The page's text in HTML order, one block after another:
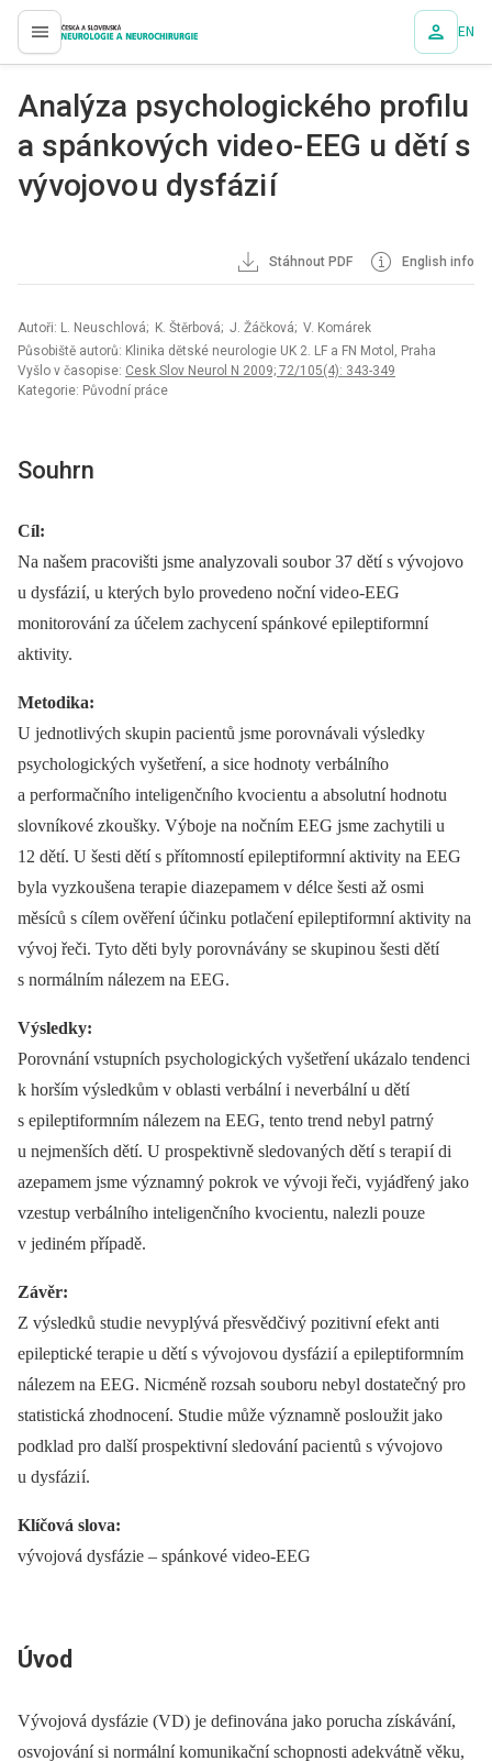
proLékaře.cz EN
Analýza psychologického profilu
a spánkových vide o- EEG u dětí s
vývojovo u dysfázi í
Stáhnout PDF English info
Autoři: L. Neuschlová; K. Štěrbová; J. Žáčková; V. Komárek
Působiště autorů: Klinika dětské neurologie UK 2. LF a FN Motol, Praha
Vyšlo v časopise: Cesk Slov Neurol N 2009; 72/105(4): 343-349
Kategorie: Původní práce
Souhrn
Cíl:
Na našem pracovišti jsme analyzovali so ubor 37 dětí s vývojovo
u dysfázi í, u kterých bylo provedeno noční vide o‑EEG
monitorování za účelem zachycení spánkové epileptiformní
aktivity.
Metodika:
U jednotlivých skupin paci entů jsme porovnávali výsledky
psychologických vyšetření, a sice hodnoty verbálního
a performačního inteligenčního kvoci entu a absolutní hodnotu
slovníkové zko ušky. Výboje na nočním EEG jsme zachytili u
12 dětí. U šesti dětí s přítomností epileptiformní aktivity na EEG
byla vyzko ušena terapi e di azepamem v délce šesti až osmi
měsíců s cílem ověření účinku potlačení epileptiformní aktivity na
vývoj řeči. Tyto děti byly porovnávány se skupino u šesti dětí
s normálním nálezem na EEG.
Výsledky:
Porovnání vstupních psychologických vyšetření ukázalo tendenci
k horším výsledkům v oblasti verbální i neverbální u dětí
s epileptiformním nálezem na EEG, tento trend nebyl patrný
u nejmenších dětí. U prospektivně sledovaných dětí s terapi í di
azepamem jsme významný pokrok ve vývoji řeči, vyjádřený jako
vzestup verbálního inteligenčního kvoci entu, nalezli po uze
v jediném případě.
Závěr:
Z výsledků studi e nevyplývá přesvědčivý pozitivní efekt anti
epileptické terapi e u dětí s vývojovo u dysfázi í a epileptiformním
nálezem na EEG. Nicméně rozsah so uboru nebyl dostatečný pro
statistická zhodnocení. Studi e může významně poslo užit jako
podklad pro další prospektivní sledování paci entů s vývojovo
u dysfázi í.
Klíčová slova:
vývojová dysfázie –⁠ spánkové video-EEG
Úvod
Vývojová dysfázie (VD) je definována jako porucha získávání,
osvojování si normální komunikační schopnosti adekvátně věku,